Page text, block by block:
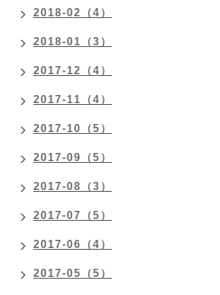
2018-02（4）
2018-01（3）
2017-12（4）
2017-11（4）
2017-10（5）
2017-09（5）
2017-08（3）
2017-07（5）
2017-06（4）
2017-05（5）